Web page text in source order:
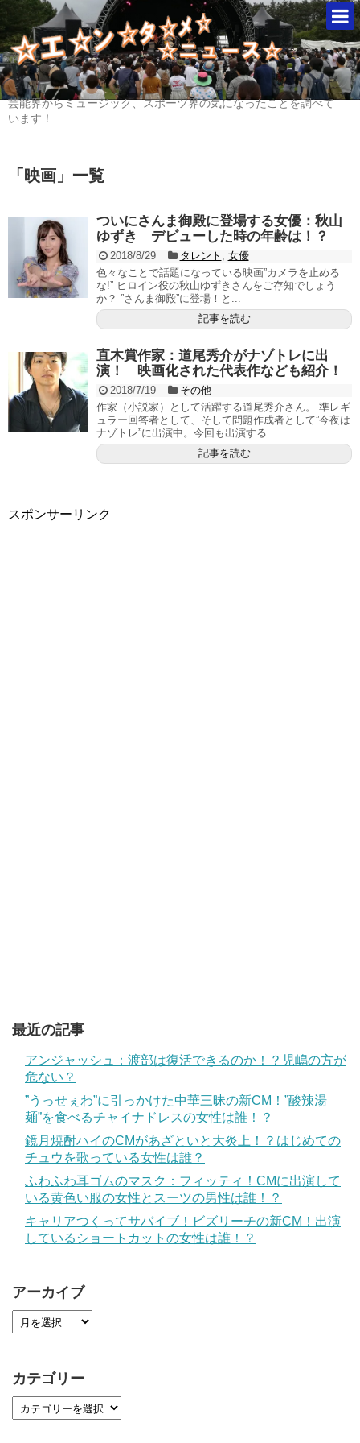
芸能界からミュージック、スポーツ界の気になったことを調べて
います！
「 映画 」 一覧
ついにさんま御殿に登場する女優：秋山
ゆずき デビューした時の年齢は！？
2018/8/29 タレント
女優
色々なことで話題になっている映画”カメラを止める
な!” ヒロイン役の秋山ゆずきさんをご存知でしょう
か？ ”さんま御殿”に登場！と...
記事を読む
直木賞作家：道尾秀介がナゾトレに出
演！ 映画化された代表作なども紹介！
2018/7/19
その他
作家（小説家）として活躍する道尾秀介さん。 準レギ
ュラー回答者として、そして問題作成者として”今夜は
ナゾトレ”に出演中。今回も出演する...
記事を読む
スポンサーリンク
最近の記事
アンジャッシュ：渡部は復活できるのか！？児嶋の方が
危ない？
”うっせぇわ”に引っかけた中華三昧の新CM！”酸辣湯
麺”を食べるチャイナドレスの女性は誰！？
鏡月焼酎ハイのCMがあざといと大炎上！？はじめての
チュウを歌っている女性は誰？
ふわふわ耳ゴムのマスク：フィッティ！CMに出演して
いる黄色い服の女性とスーツの男性は誰！？
キャリアつくってサバイブ！ビズリーチの新CM！出演
しているショートカットの女性は誰！？
アーカイブ
カテゴリー